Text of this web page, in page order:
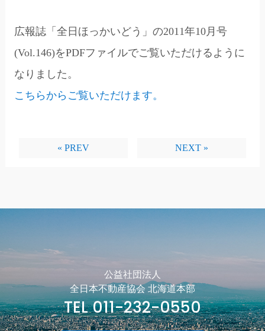
広報誌「全日ほっかいどう」の2011年10月号
(Vol.146)をPDFファイルでご覧いただけるように
なりました。
こちらからご覧いただけます。
« PREV NEXT »
公益社団法人
全日本不動産協会 北海道本部
TEL 011-232-0550